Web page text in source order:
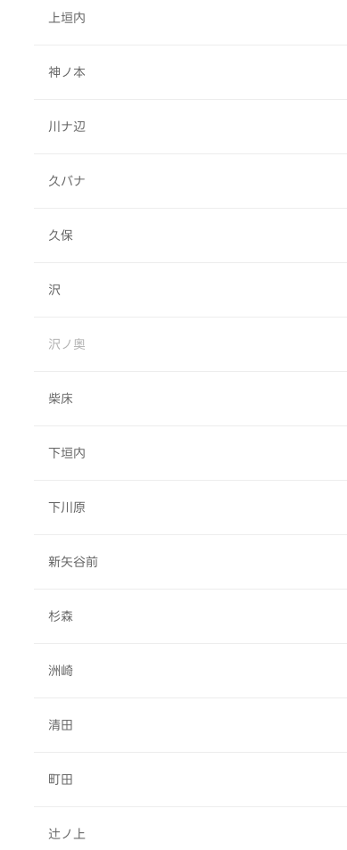
上垣内
神ノ本
川ナ辺
久バナ
久保
沢
沢ノ奥
柴床
下垣内
下川原
新矢谷前
杉森
洲崎
清田
町田
辻ノ上